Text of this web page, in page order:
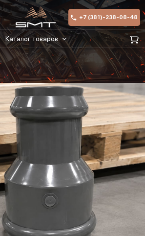
+7 (381)-238-08-48
Каталог товаров